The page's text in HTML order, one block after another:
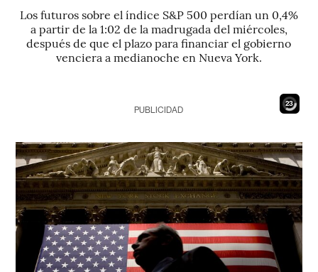
Los futuros sobre el índice S&P 500 perdían un 0,4%
a partir de la 1:02 de la madrugada del miércoles,
después de que el plazo para financiar el gobierno
venciera a medianoche en Nueva York.
21
PUBLICIDAD